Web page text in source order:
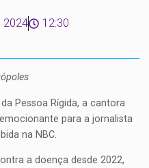
2024 12:30
Pessoa Rígida, a cantora
para a jornalista
na NBC.
a doença desde 2022,